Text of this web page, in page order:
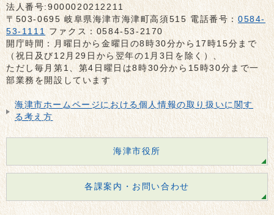
法人番号:9000020212211
〒503-0695 岐阜県海津市海津町高須515 電話番号：0584-
53-1111 ファクス：0584-53-2170
開庁時間：月曜日から金曜日の8時30分から17時15分まで
（祝日及び12月29日から翌年の1月3日を除く）、
ただし毎月第1、第4日曜日は8時30分から15時30分まで一
部業務を開設しています
海津市ホームページにおける個人情報の取り扱いに関す
る考え方
海津市役所
各課案内・お問い合わせ